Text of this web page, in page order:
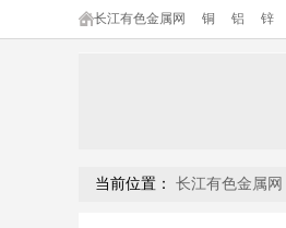
长江有色金属网 铜 铝 锌
当前位置： 长江有色金属网